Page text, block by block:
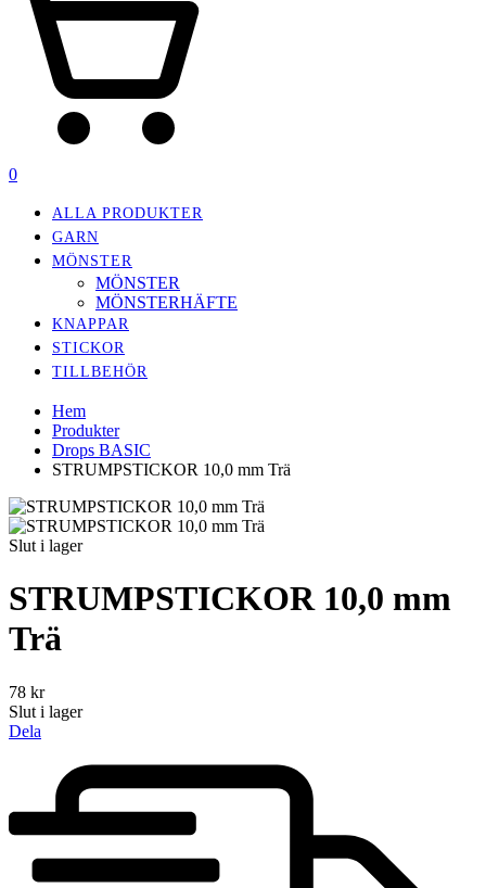
0
ALLA PRODUKTER
GARN
MÖNSTER
MÖNSTER
MÖNSTERHÄFTE
KNAPPAR
STICKOR
TILLBEHÖR
Hem
Produkter
Drops BASIC
STRUMPSTICKOR 10,0 mm Trä
Slut i lager
STRUMPSTICKOR 10,0 mm
Trä
78 kr
Slut i lager
Dela